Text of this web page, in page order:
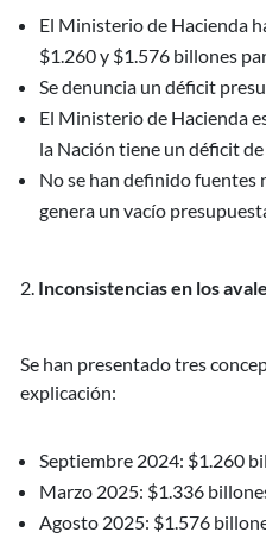
El Ministerio de Hacienda
$1.260 y $1.576 billones
Se denuncia un déficit
El Ministerio de Hacienda
la Nación tiene un déficit
No se han definido fuentes
genera un vacío
Inconsistencias en los
Se han presentado tres
explicación:
Septiembre 2024: $1.260
Marzo 2025: $1.336
Agosto 2025: $1.576